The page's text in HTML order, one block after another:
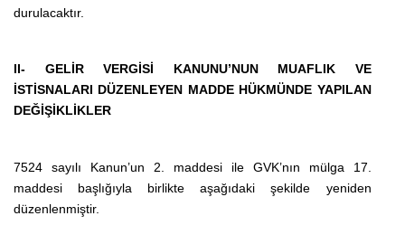
durulacaktır.
II- GELİR VERGİSİ KANUNU’NUN MUAFLIK VE
İSTİSNALARI DÜZENLEYEN MADDE HÜKMÜNDE YAPILAN
DEĞİŞİKLİKLER
7524 sayılı Kanun’un 2. maddesi ile GVK’nın mülga 17.
maddesi başlığıyla birlikte aşağıdaki şekilde yeniden
düzenlenmiştir.